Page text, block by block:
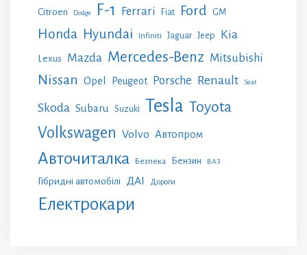
Citroen Dodge F-1 Ferrari Fiat Ford GM
Honda Hyundai Infiniti Jaguar Jeep Kia
Lexus Mazda Mercedes-Benz Mitsubishi
Nissan Opel Peugeot Porsche Renault Seat
Skoda Subaru Suzuki Tesla Toyota
Volkswagen Volvo Автопром
Авточиталка Безпека Бензин ВАЗ
Гібридні автомобілі ДАІ Дороги
Електрокари